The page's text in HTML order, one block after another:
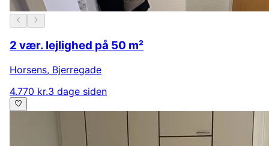
2 vær. lejlighed på 50 m²
Horsens, Bjerregade
4.770 kr.3 dage siden